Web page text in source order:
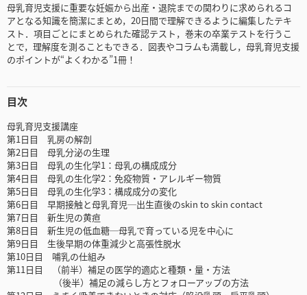
母乳育児支援に重要な妊娠から出産・退院までの関わりに求められるコ
アとなる知識を簡潔にまとめ，20日間で理解できるように編集したテキ
スト．項目ごとにまとめられた確認テスト，巻末の卒業テストを行うこ
とで，理解度を測ることもできる．図表やコラムも満載し，母乳育児支援
のポイントが“よくわかる”1冊！
目次
母乳育児支援講座
第1日目 乳房の解剖
第2日目 母乳分泌の生理
第3日目 母乳の生化学1：母乳の構成成分
第4日目 母乳の生化学2：免疫物質・アレルギー物質
第5日目 母乳の生化学3：構成成分の変化
第6日目 早期接触と母乳育児─出生直後のskin to skin contact
第7日目 新生児の黄疸
第8日目 新生児の低血糖─母乳で育っている児を中心に
第9日目 生後早期の体重減少と高張性脱水
第10日目 哺乳の仕組み
第11日目 （前半）補足の医学的適応と種類・量・方法
（後半）補足の減らし方とフォローアップの方法